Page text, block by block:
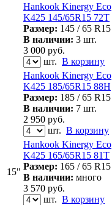
15"
Hankook Kinergy Eco
K425 145/65R15 72T
Размер: 145 / 65 R15
В наличии: 3 шт.
3 000 руб.
шт. В корзину
Hankook Kinergy Eco
K425 185/65R15 88H
Размер: 185 / 65 R15
В наличии: 7 шт.
2 950 руб.
шт. В корзину
Hankook Kinergy Eco
K425 165/65R15 81T
Размер: 165 / 65 R15
В наличии: много
3 570 руб.
шт. В корзину